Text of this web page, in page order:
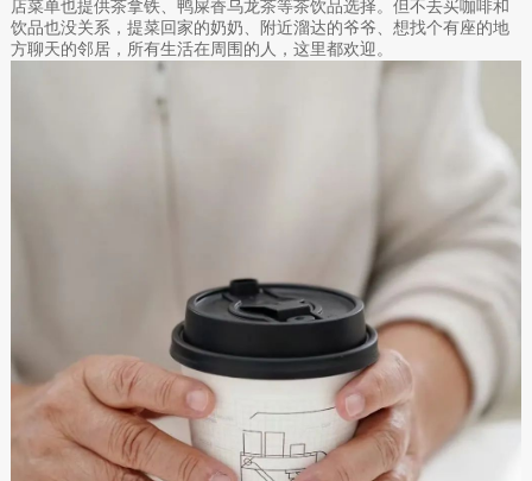
店菜单也提供茶拿铁、鸭屎香乌龙茶等茶饮品选择。但不去买咖啡和
饮品也没关系，提菜回家的奶奶、附近溜达的爷爷、想找个有座的地
方聊天的邻居，所有生活在周围的人，这里都欢迎。